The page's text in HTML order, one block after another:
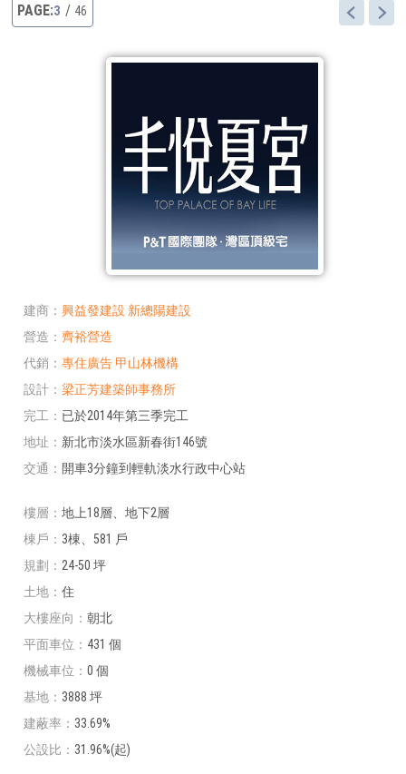
建商 興益發建設 新總陽建設
營造
齊裕營造
代銷
專住廣告 甲山林機構
設計
梁正芳建築師事務所
完工
已於2014年第三季完工
地址
新北市淡水區新春街146號
交通
開車3分鐘到輕軌淡水行政中心站
樓層
地上18層、地下2層
棟戶
3棟、581 戶
規劃
24-50 坪
土地
住
大樓座向
朝北
平面車位
431 個
機械車位
0 個
基地
3888 坪
建蔽率
33.69%
公設比
31.96%(起)
3 46